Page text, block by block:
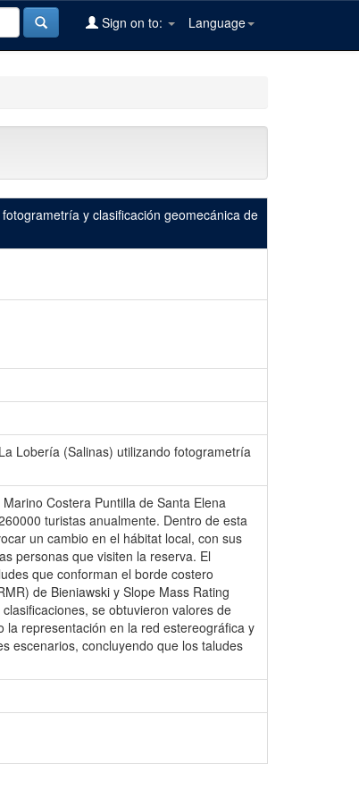
Language
Sign on to:
y clasificación geomecánica de
Lobería (Salinas) utilizando fotogrametría
Costera Puntilla de Santa Elena
turistas anualmente. Dentro de esta
un cambio en el hábitat local, con sus
personas que visiten la reserva. El
que conforman el borde costero
de Bieniawski y Slope Mass Rating
se obtuvieron valores de
la representación en la red estereográfica y
escenarios, concluyendo que los taludes